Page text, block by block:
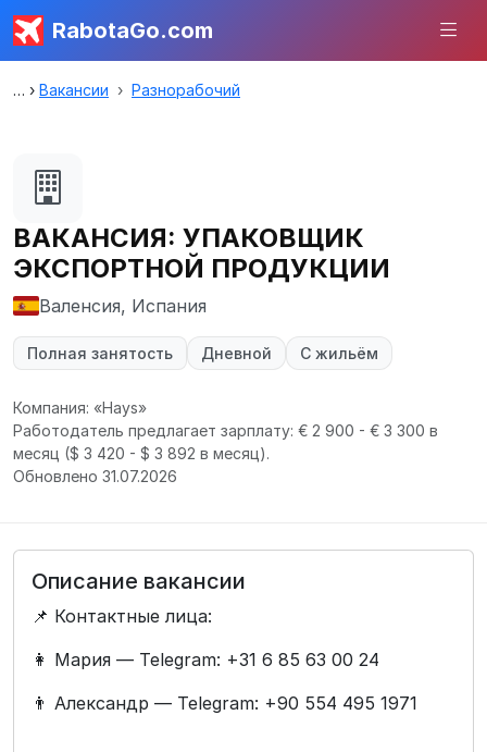
RabotaGo.com
Вакансии Разнорабочий
ВАКАНСИЯ: УПАКОВЩИК
ЭКСПОРТНОЙ ПРОДУКЦИИ
Валенсия, Испания
Полная занятость Дневной С жильём
Компания: «Hays»
Работодатель предлагает зарплату: € 2 900 - € 3 300 в
месяц ($ 3 420 - $ 3 892 в месяц).
Обновлено 31.07.2026
Описание вакансии
📌 Контактные лица:
👩 Мария — Telegram: +31 6 85 63 00 24
👨 Александр — Telegram: +90 554 495 1971